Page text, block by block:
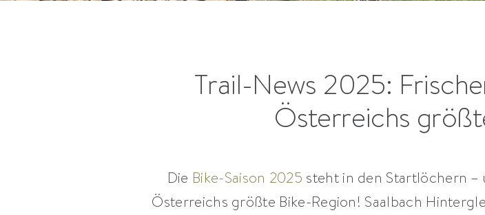
Trail-News 2025:
Österreichs
Die Bike-Saison 2025 steht in den Startlöchern –
Österreichs größte Bike-Region! Saalbach